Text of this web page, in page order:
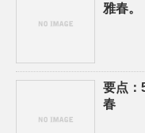
雅春。
要点：
春